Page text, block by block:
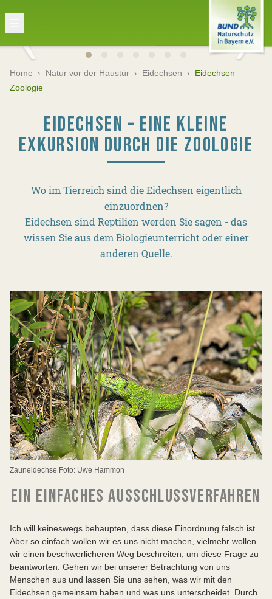
Home › Natur vor der Haustür › Eidechsen › Eidechsen
Zoologie
EIDECHSEN – EINE KLEINE
EXKURSION DURCH DIE ZOOLOGIE
Wo im Tierreich sind die Eidechsen eigentlich
einzuordnen?
Eidechsen sind Reptilien werden Sie sagen - das
wissen Sie aus dem Biologieunterricht oder einer
anderen Quelle.
Zauneidechse Foto: Uwe Hammon
EIN EINFACHES AUSSCHLUSSVERFAHREN
Ich will keineswegs behaupten, dass diese Einordnung falsch ist.
Aber so einfach wollen wir es uns nicht machen, vielmehr wollen
wir einen beschwerlicheren Weg beschreiten, um diese Frage zu
beantworten. Gehen wir bei unserer Betrachtung von uns
Menschen aus und lassen Sie uns sehen, was wir mit den
Eidechsen gemeinsam haben und was uns unterscheidet. Durch